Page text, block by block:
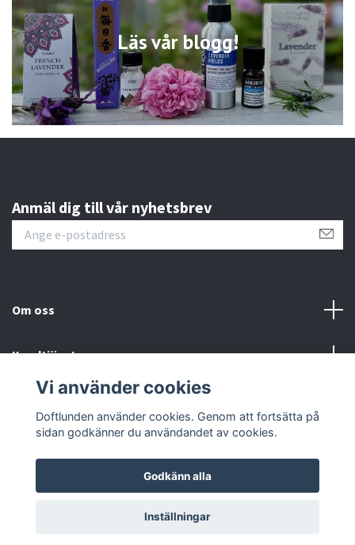
Läs vår blogg!
Anmäl dig till vår nyhetsbrev
Om oss
Kundtjänst
Sociala medier
© 2026 Doftlunden
Vi använder cookies
Doftlunden använder cookies. Genom att fortsätta på
sidan godkänner du användandet av cookies.
Godkänn alla
Inställningar